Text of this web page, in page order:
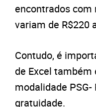
encontrados com
variam de R$220
Contudo, é
de Excel também
modalidade
gratuidade.